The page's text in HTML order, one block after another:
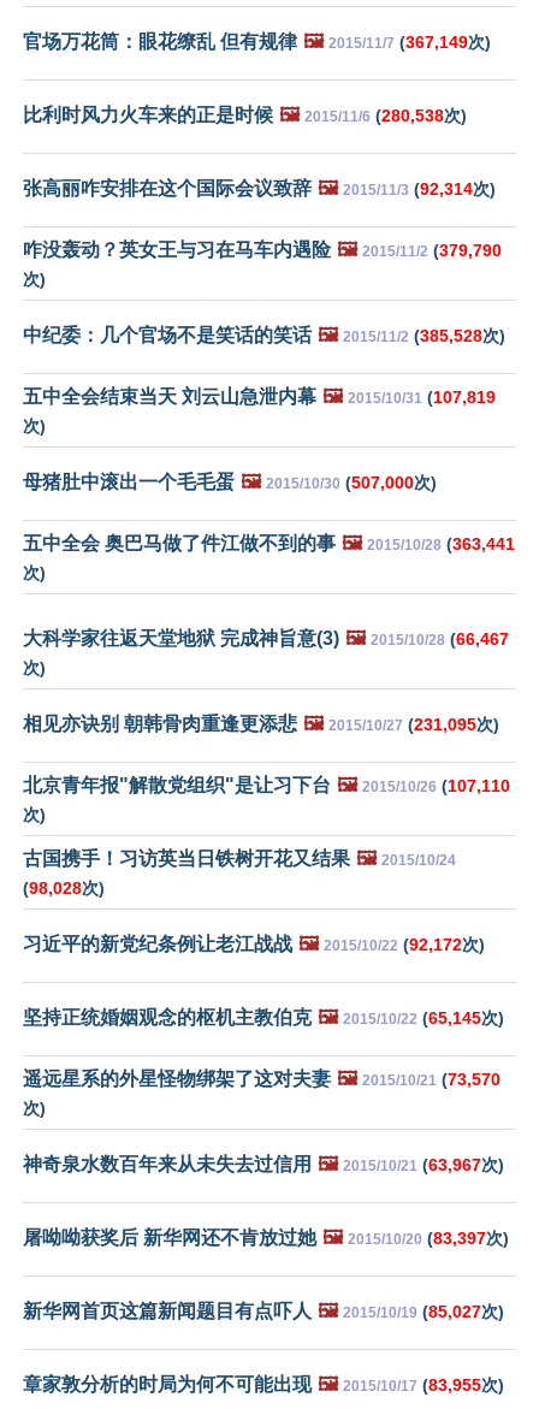
官场万花筒：眼花缭乱 但有规律 🖼️ 2015/11/7 (367,149次)
比利时风力火车来的正是时候 🖼️ 2015/11/6 (280,538次)
张高丽咋安排在这个国际会议致辞 🖼️ 2015/11/3 (92,314次)
咋没轰动？英女王与习在马车内遇险 🖼️ 2015/11/2 (379,790
次)
中纪委：几个官场不是笑话的笑话 🖼️ 2015/11/2 (385,528次)
五中全会结束当天 刘云山急泄内幕 🖼️ 2015/10/31 (107,819
次)
母猪肚中滚出一个毛毛蛋 🖼️ 2015/10/30 (507,000次)
五中全会 奥巴马做了件江做不到的事 🖼️ 2015/10/28 (363,441
次)
大科学家往返天堂地狱 完成神旨意(3) 🖼️ 2015/10/28 (66,467
次)
相见亦诀别 朝韩骨肉重逢更添悲 🖼️ 2015/10/27 (231,095次)
北京青年报"解散党组织"是让习下台 🖼️ 2015/10/26 (107,110
次)
古国携手！习访英当日铁树开花又结果 🖼️ 2015/10/24
(98,028次)
习近平的新党纪条例让老江战战 🖼️ 2015/10/22 (92,172次)
坚持正统婚姻观念的枢机主教伯克 🖼️ 2015/10/22 (65,145次)
遥远星系的外星怪物绑架了这对夫妻 🖼️ 2015/10/21 (73,570
次)
神奇泉水数百年来从未失去过信用 🖼️ 2015/10/21 (63,967次)
屠呦呦获奖后 新华网还不肯放过她 🖼️ 2015/10/20 (83,397次)
新华网首页这篇新闻题目有点吓人 🖼️ 2015/10/19 (85,027次)
章家敦分析的时局为何不可能出现 🖼️ 2015/10/17 (83,955次)